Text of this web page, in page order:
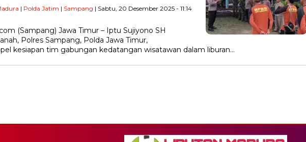
| Polda Jatim | Sampang | Sabtu, 20 Desember 2025 - 11:14
(Sampang) Jawa Timur – Iptu Sujiyono SH
Polres Sampang, Polda Jawa Timur,
kesiapan tim gabungan kedatangan wisatawan dalam liburan…